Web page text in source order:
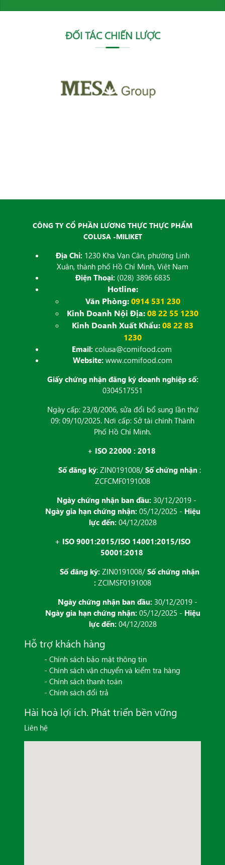
ĐỐI TÁC CHIẾN LƯỢC
CÔNG TY CỔ PHẦN LƯƠNG THỰC THỰC PHẨM
COLUSA -MILIKET
Địa Chỉ: 1230 Kha Vạn Cân, phường Linh
Xuân, thành phố Hồ Chí Minh, Việt Nam
Điện Thoại:(028) 3896 6835
Hotline:
Văn Phòng: 0914 531 230
Kinh Doanh Nội Địa:08 22 55 1230
Kinh Doanh Xuất Khẩu:08 22 83
1230
Email:colusa@comifood.com
Website: www.comifood.com
Giấy chứng nhận đăng ký doanh nghiệp số:
0304517551
Ngày cấp: 23/8/2006, sửa đổi bổ sung lần thứ
09: 09/10/2025. Nơi cấp: Sở tài chính Thành
Phố Hồ Chí Minh.
+ ISO 22000 : 2018
Số đăng ký: ZIN0191008/ Số chứng nhận :
ZCFCMF0191008
Ngày chứng nhận ban đầu: 30/12/2019 -
Ngày gia hạn chứng nhận:05/12/2025 - Hiệu
lực đến:04/12/2028
+ ISO 9001:2015/ISO 14001:2015/ISO
50001:2018
Số đăng ký: ZIN0191008/ Số chứng nhận
: ZCIMSF0191008
Ngày chứng nhận ban đầu: 30/12/2019 -
Ngày gia hạn chứng nhận:05/12/2025 - Hiệu
lực đến:04/12/2028
Hỗ trợ khách hàng
- Chính sách bảo mật thông tin
- Chính sách vận chuyển và kiểm tra hàng
- Chính sách thanh toán
- Chính sách đổi trả
Hài hoà lợi ích. Phát triển bền vững
Liên hệ